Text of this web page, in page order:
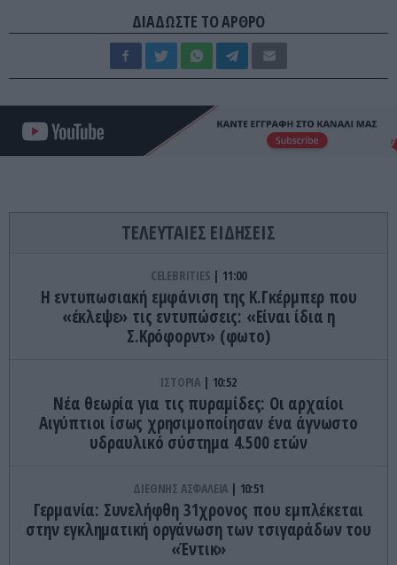
ΔΙΑΔΩΣΤΕ ΤΟ ΑΡΘΡΟ
ΤΕΛΕΥΤΑΙΕΣ ΕΙΔΗΣΕΙΣ
CELEBRITIES 11:00
Η εντυπωσιακή εμφάνιση της Κ.Γκέρμπερ που
«έκλεψε» τις εντυπώσεις: «Είναι ίδια η
Σ.Κρόφορντ» (φωτο)
ΙΣΤΟΡΙΑ 10:52
Νέα θεωρία για τις πυραμίδες: Οι αρχαίοι
Αιγύπτιοι ίσως χρησιμοποίησαν ένα άγνωστο
υδραυλικό σύστημα 4.500 ετών
ΔΙΕΘΝΗΣ ΑΣΦΑΛΕΙΑ 10:51
Γερμανία: Συνελήφθη 31χρονος που εμπλέκεται
στην εγκληματική οργάνωση των τσιγαράδων του
«Έντικ»